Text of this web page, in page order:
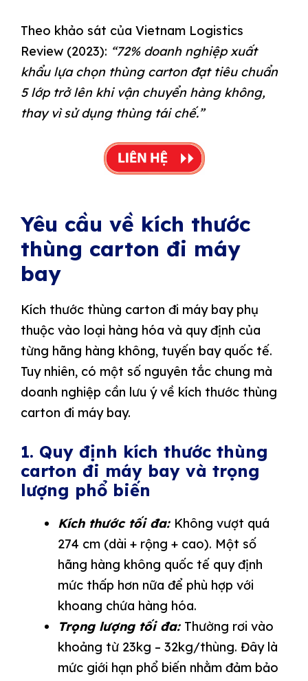
Theo khảo sát của Vietnam Logistics
Review (2023): “72% doanh nghiệp xuất
khẩu lựa chọn thùng carton đạt tiêu chuẩn
5 lớp trở lên khi vận chuyển hàng không,
thay vì sử dụng thùng tái chế.”
Yêu cầu về kích thước
thùng carton đi máy
bay
Kích thước thùng carton đi máy bay phụ
thuộc vào loại hàng hóa và quy định của
từng hãng hàng không, tuyến bay quốc tế.
Tuy nhiên, có một số nguyên tắc chung mà
doanh nghiệp cần lưu ý về kích thước thùng
carton đi máy bay.
1. Quy định kích thước thùng
carton đi máy bay và trọng
lượng phổ biến
Kích thước tối đa: Không vượt quá
274 cm (dài + rộng + cao). Một số
hãng hàng không quốc tế quy định
mức thấp hơn nữa để phù hợp với
khoang chứa hàng hóa.
Trọng lượng tối đa: Thường rơi vào
khoảng từ 23kg – 32kg/thùng. Đây là
mức giới hạn phổ biến nhằm đảm bảo